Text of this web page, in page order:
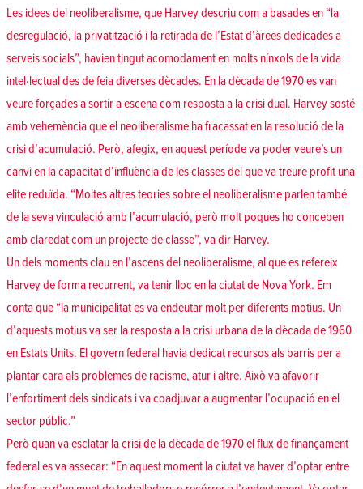
Les idees del neoliberalisme, que Harvey descriu com a basades en “la
desregulació, la privatització i la retirada de l’Estat d’àrees dedicades a
serveis socials”, havien tingut acomodament en molts nínxols de la vida
intel·lectual des de feia diverses dècades. En la dècada de 1970 es van
veure forçades a sortir a escena com resposta a la crisi dual. Harvey sosté
amb vehemència que el neoliberalisme ha fracassat en la resolució de la
crisi d’acumulació. Però, afegix, en aquest període va poder veure’s un
canvi en la capacitat d’influència de les classes del que va treure profit una
elite reduïda. “Moltes altres teories sobre el neoliberalisme parlen també
de la seva vinculació amb l’acumulació, però molt poques ho conceben
amb claredat com un projecte de classe”, va dir Harvey.
Un dels moments clau en l’ascens del neoliberalisme, al que es refereix
Harvey de forma recurrent, va tenir lloc en la ciutat de Nova York. Em
conta que “la municipalitat es va endeutar molt per diferents motius. Un
d’aquests motius va ser la resposta a la crisi urbana de la dècada de 1960
en Estats Units. El govern federal havia dedicat recursos als barris per a
plantar cara als problemes de racisme, atur i altre. Això va afavorir
l’enfortiment dels sindicats i va coadjuvar a augmentar l’ocupació en el
sector públic.”
Però quan va esclatar la crisi de la dècada de 1970 el flux de finançament
federal es va assecar: “En aquest moment la ciutat va haver d’optar entre